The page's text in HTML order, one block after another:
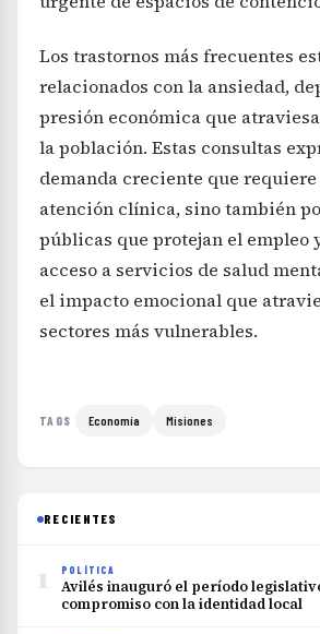
Los trastornos más frecuentes
relacionados con la ansiedad,
presión económica que
la población. Estas consultas
demanda creciente que requiere
atención clínica, sino también
públicas que protejan el empleo
acceso a servicios de salud
el impacto emocional que
sectores más vulnerables.
TAGS Economía Misiones
RECIENTES
1 POLÍTICA
Avilés inauguró el período
compromiso con la identidad local